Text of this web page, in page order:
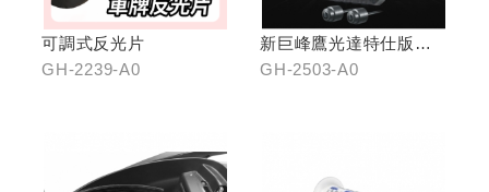
可調式反光片
GH-2239-A0
新巨峰鷹光達特仕版行
車紀錄器
GH-2503-A0